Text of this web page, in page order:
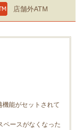
店舗外ATM
能がセットされて
ペースがなくなった